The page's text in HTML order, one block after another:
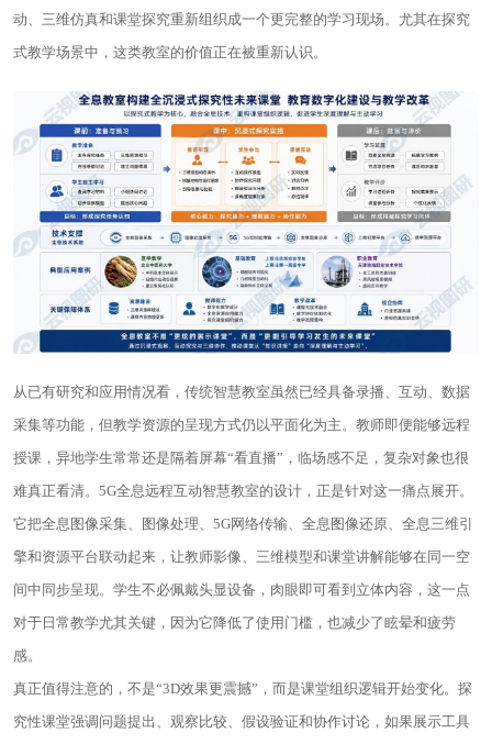
动、三维仿真和课堂探究重新组织成一个更完整的学习现场。尤其在探究
式教学场景中，这类教室的价值正在被重新认识。
从已有研究和应用情况看，传统智慧教室虽然已经具备录播、互动、数据
采集等功能，但教学资源的呈现方式仍以平面化为主。教师即便能够远程
授课，异地学生常常还是隔着屏幕“看直播”，临场感不足，复杂对象也很
难真正看清。5G全息远程互动智慧教室的设计，正是针对这一痛点展开。
它把全息图像采集、图像处理、5G网络传输、全息图像还原、全息三维引
擎和资源平台联动起来，让教师影像、三维模型和课堂讲解能够在同一空
间中同步呈现。学生不必佩戴头显设备，肉眼即可看到立体内容，这一点
对于日常教学尤其关键，因为它降低了使用门槛，也减少了眩晕和疲劳
感。
真正值得注意的，不是“3D效果更震撼”，而是课堂组织逻辑开始变化。探
究性课堂强调问题提出、观察比较、假设验证和协作讨论，如果展示工具